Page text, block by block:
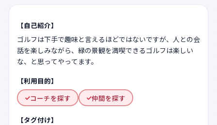
【自己紹介】
【利用目的】
コーチを探す
仲間を探す
【タグ付け】